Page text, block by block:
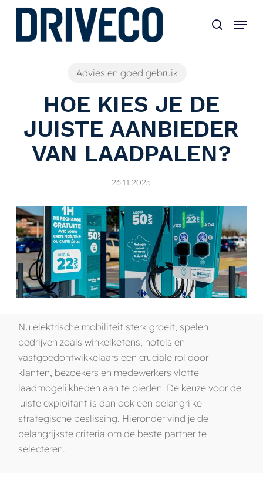
Skip
Advies en goed gebruik
HOE KIES JE DE
JUISTE AANBIEDER
VAN LAADPALEN?
26.11.2025
Nu elektrische mobiliteit sterk groeit, spelen
bedrijven zoals winkelketens, hotels en
vastgoedontwikkelaars een cruciale rol door
klanten, bezoekers en medewerkers vlotte
laadmogelijkheden aan te bieden. De keuze voor de
juiste exploitant is dan ook een belangrijke
strategische beslissing. Hieronder vind je de
belangrijkste criteria om de beste partner te
selecteren.